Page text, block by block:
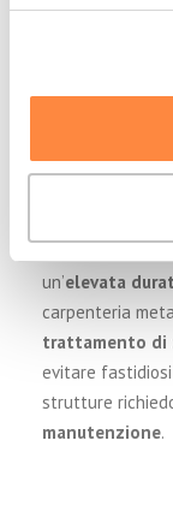
scorrevoli, che
Un’altra
esposizioni,
un’elevata
carpenteria
trattamento di
evitare
strutture
manutenzione.